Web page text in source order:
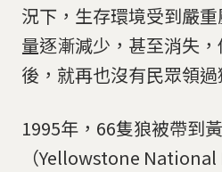
況下，生存環境受到嚴
量逐漸減少，甚至消失
後，就再也沒有民眾領過
1995年，66隻狼被帶到
（Yellowstone